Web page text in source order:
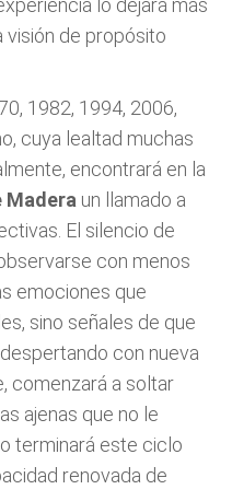
lo dejará más
visión de propósito
1982, 1994, 2006,
cuya lealtad muchas
encontrará en la
Madera un llamado a
El silencio de
con menos
emociones que
sino señales de que
con nueva
comenzará a soltar
ajenas que no le
terminará este ciclo
renovada de